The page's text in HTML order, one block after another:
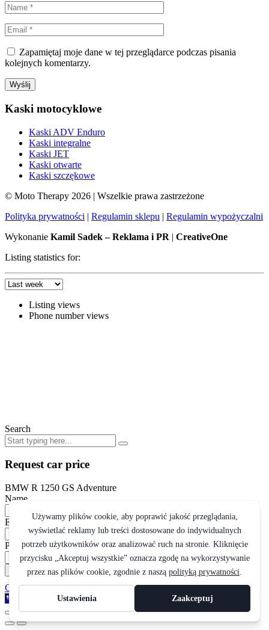
Zapamiętaj moje dane w tej przeglądarce podczas pisania
kolejnych komentarzy.
Kaski motocyklowe
Kaski ADV Enduro
Kaski integralne
Kaski JET
Kaski otwarte
Kaski szczękowe
© Moto Therapy 2026 | Wszelkie prawa zastrzeżone
Polityka prywatności | Regulamin sklepu | Regulamin wypożyczalni
Wykonanie Kamil Sadek – Reklama i PR | CreativeOne
Listing statistics for:
Listing views
Phone number views
Search
Request car price
BMW R 1250 GS Adventure
Name
Email
Phone
Request
Compare
692 204 171